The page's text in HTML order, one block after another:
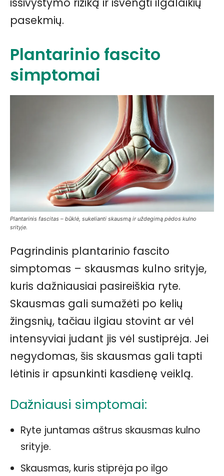
pasekmių.
Plantarinio fascito
simptomai
Plantarinis fascitas – būklė, sukelianti skausmą ir uždegimą pėdos kulno
srityje.
Pagrindinis plantarinio fascito
simptomas – skausmas kulno srityje,
kuris dažniausiai pasireiškia ryte.
Skausmas gali sumažėti po kelių
žingsnių, tačiau ilgiau stovint ar vėl
intensyviai judant jis vėl sustiprėja. Jei
negydomas, šis skausmas gali tapti
lėtinis ir apsunkinti kasdienę veiklą.
Dažniausi simptomai:
Ryte juntamas aštrus skausmas kulno
srityje.
Skausmas, kuris stiprėja po ilgo